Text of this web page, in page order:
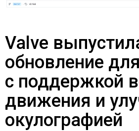
Valve
обновление
с поддержкой
движения и
окулографией